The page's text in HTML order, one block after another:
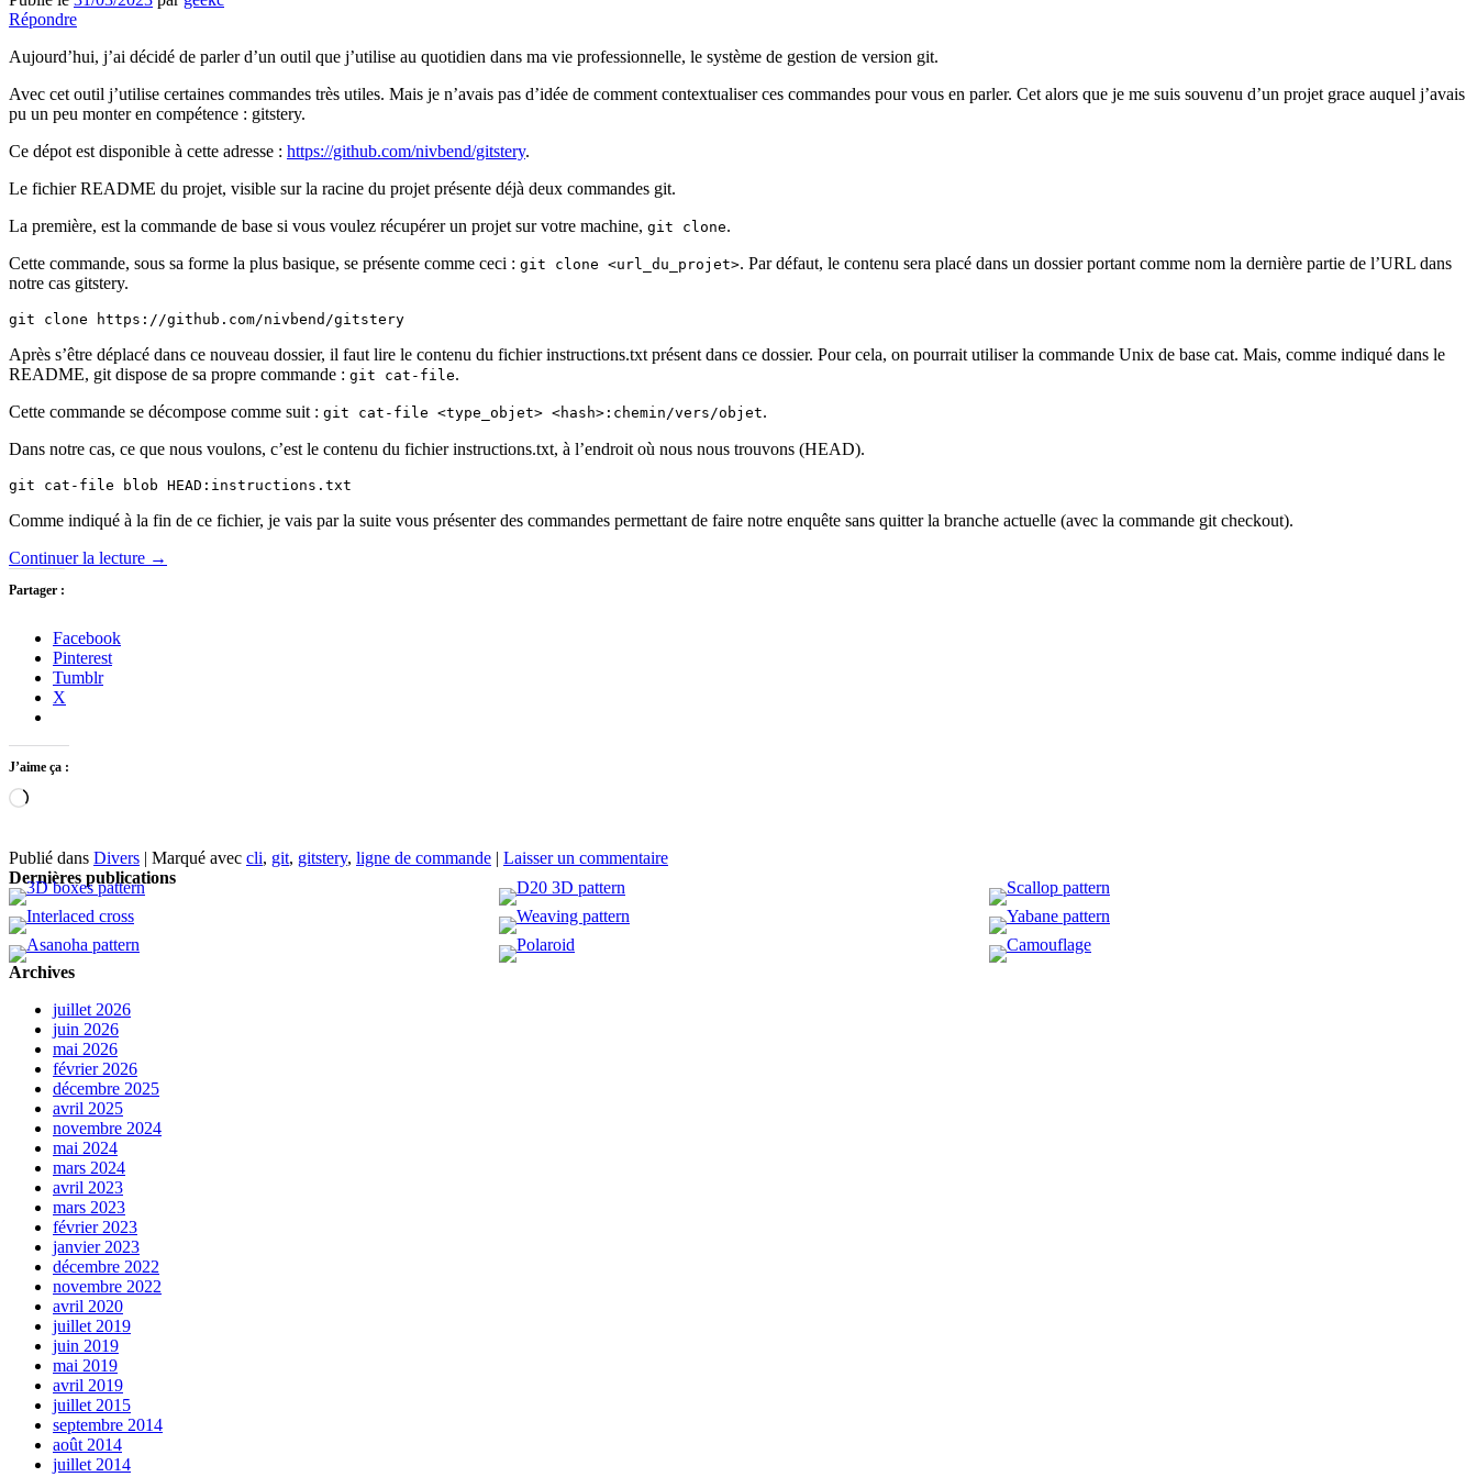
Répondre
Aujourd’hui, j’ai décidé de parler d’un outil que j’utilise au quotidien dans ma vie professionnelle, le système de gestion de version git.
Avec cet outil j’utilise certaines commandes très utiles. Mais je n’avais pas d’idée de comment contextualiser ces commandes pour vous en parler. Cet alors que je me suis souvenu d’un projet grace auquel j’avais
pu un peu monter en compétence : gitstery.
Ce dépot est disponible à cette adresse : https://github.com/nivbend/gitstery.
Le fichier README du projet, visible sur la racine du projet présente déjà deux commandes git.
La première, est la commande de base si vous voulez récupérer un projet sur votre machine, git clone.
Cette commande, sous sa forme la plus basique, se présente comme ceci : git clone <url_du_projet>. Par défaut, le contenu sera placé dans un dossier portant comme nom la dernière partie de l’URL dans
notre cas gitstery.
Après s’être déplacé dans ce nouveau dossier, il faut lire le contenu du fichier instructions.txt présent dans ce dossier. Pour cela, on pourrait utiliser la commande Unix de base cat. Mais, comme indiqué dans le
README, git dispose de sa propre commande : git cat-file.
Cette commande se décompose comme suit : git cat-file <type_objet> <hash>:chemin/vers/objet.
Dans notre cas, ce que nous voulons, c’est le contenu du fichier instructions.txt, à l’endroit où nous nous trouvons (HEAD).
Comme indiqué à la fin de ce fichier, je vais par la suite vous présenter des commandes permettant de faire notre enquête sans quitter la branche actuelle (avec la commande git checkout).
Continuer la lecture →
Partager :
Facebook
Pinterest
Tumblr
X
J’aime ça :
Chargement…
Publié dans Divers | Marqué avec cli, git, gitstery, ligne de commande | Laisser un commentaire
Dernières publications
Archives
juillet 2026
juin 2026
mai 2026
février 2026
décembre 2025
avril 2025
novembre 2024
mai 2024
mars 2024
avril 2023
mars 2023
février 2023
janvier 2023
décembre 2022
novembre 2022
avril 2020
juillet 2019
juin 2019
mai 2019
avril 2019
juillet 2015
septembre 2014
août 2014
juillet 2014